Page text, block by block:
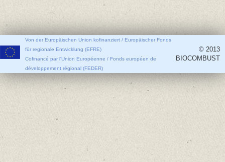
Von der Europäischen Union kofinanziert / Europäischer Fonds
für regionale Entwicklung (EFRE)
Cofinancé par l'Union Européenne / Fonds européen de
développement régional (FEDER)
© 2013
BIOCOMBUST